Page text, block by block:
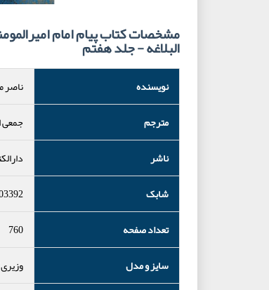
مشخصات کتاب پیام امام
البلاغه - جلد هفتم
نویسنده
ناصر
مترجم
جمعی
ناشر
شابک
تعداد صفحه
760
سایز و مدل